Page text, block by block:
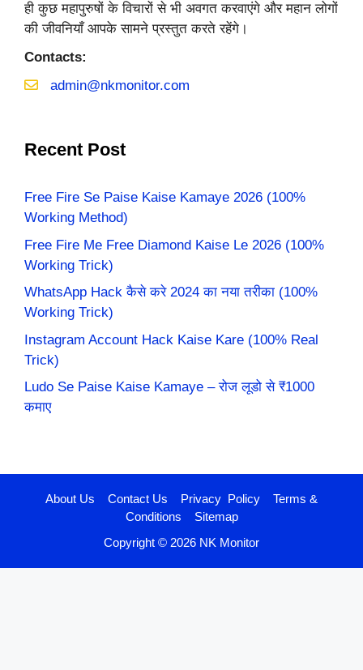
ही कुछ महापुरुषों के विचारों से भी अवगत करवाएंगे और महान लोगों
की जीवनियाँ आपके सामने प्रस्तुत करते रहेंगे।
Contacts:
admin@nkmonitor.com
Recent Post
Free Fire Se Paise Kaise Kamaye 2026 (100%
Working Method)
Free Fire Me Free Diamond Kaise Le 2026 (100%
Working Trick)
WhatsApp Hack कैसे करे 2024 का नया तरीका (100%
Working Trick)
Instagram Account Hack Kaise Kare (100% Real
Trick)
Ludo Se Paise Kaise Kamaye – रोज लूडो से ₹1000
कमाए
About Us Contact Us Privacy Policy
Terms &
Conditions
Sitemap
Copyright © 2026 NK Monitor